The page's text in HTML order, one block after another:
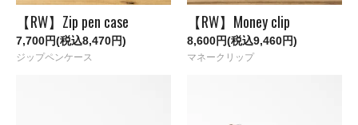
【RW】Zip pen case
7,700円(税込8,470円)
ジップペンケース
【RW】Money clip
8,600円(税込9,460円)
マネークリップ